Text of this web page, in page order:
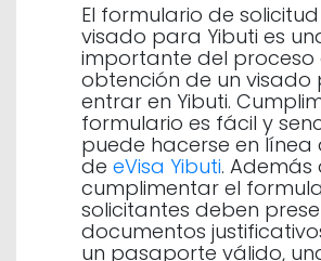
El formulario de
visado para Yibuti es
importante del proceso
obtención de un visado
entrar en Yibuti.
formulario es fácil y
puede hacerse en línea
de eVisa Yibuti. Además
cumplimentar el
solicitantes deben
documentos
un pasaporte válido,